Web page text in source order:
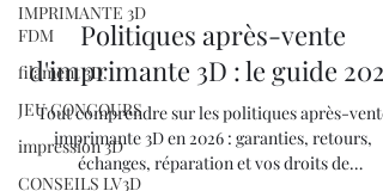
IMPRIMANTE 3D
FDM
filament 3D,
JEU CONCOURS
impression 3D
CONSEILS LV3D
Politiques après-vente
d'imprimante 3D : le guide 2026
Tout comprendre sur les politiques après-vente
imprimante 3D en 2026 : garanties, retours,
échanges, réparation et vos droits de